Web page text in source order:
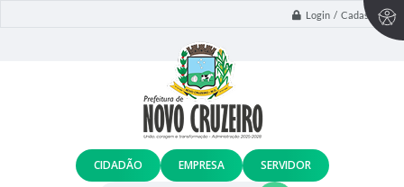
Login / Cadastro
CIDADÃO EMPRESA SERVIDOR